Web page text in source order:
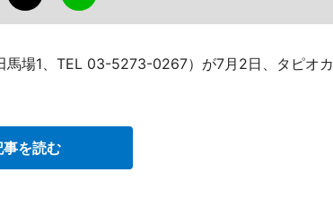
馬場1、TEL 03-5273-0267）が7月2日、タピオカ
事を読む